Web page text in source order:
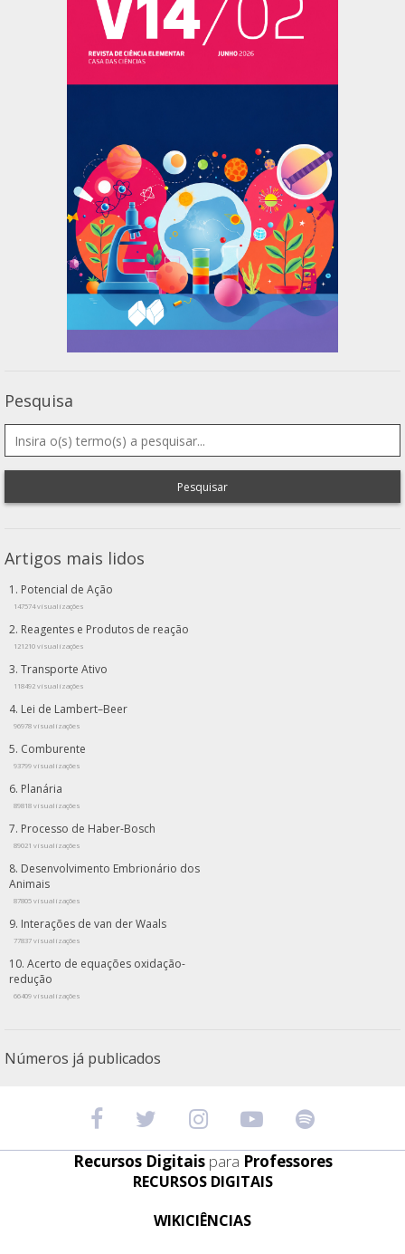
Pesquisa
Pesquisar
Artigos mais lidos
Potencial de Ação
147574 visualizações
Reagentes e Produtos de reação
121210 visualizações
Transporte Ativo
118492 visualizações
Lei de Lambert–Beer
96978 visualizações
Comburente
93799 visualizações
Planária
89818 visualizações
Processo de Haber-Bosch
89021 visualizações
Desenvolvimento Embrionário dos
Animais
87805 visualizações
Interações de van der Waals
77837 visualizações
Acerto de equações oxidação-
redução
66409 visualizações
Números já publicados
Recursos Digitais para Professores
RECURSOS DIGITAIS
WIKICIÊNCIAS